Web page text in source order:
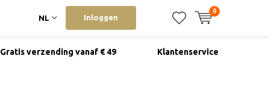
NL Inloggen
0
Gratis verzending vanaf € 49 Klantenservice